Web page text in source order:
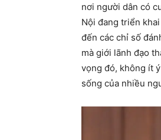
nơi người dân có
Nội đang triển
đến các chỉ số
mà giới lãnh đạo
vọng đó, không ít
sống của nhiều